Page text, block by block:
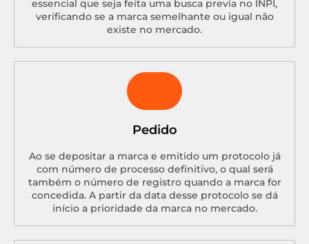
essencial que seja feita uma busca previa no INPI,
verificando se a marca semelhante ou igual não
existe no mercado.
Pedido
Ao se depositar a marca e emitido um protocolo já
com número de processo definitivo, o qual será
também o número de registro quando a marca for
concedida. A partir da data desse protocolo se dá
início a prioridade da marca no mercado.